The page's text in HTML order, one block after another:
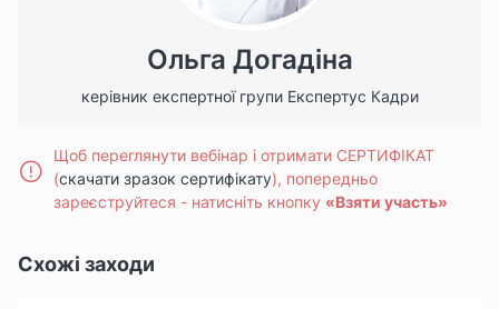
Ольга Догадіна
керівник експертної групи Експертус Кадри
Щоб переглянути вебінар і отримати СЕРТИФІКАТ
(скачати зразок сертифікату), попередньо
зареєструйтеся - натисніть кнопку «Взяти участь»
Схожі заходи